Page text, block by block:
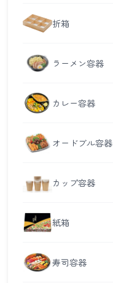
折箱
ラーメン容器
カレー容器
オードブル容器
カップ容器
紙箱
寿司容器